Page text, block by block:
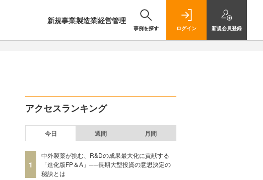
新規事業製造業経営管理
事例を探す ログイン 新規会員登録
アクセスランキング
今日 週間 月間
1
中外製薬が挑む、R&Dの成果最大化に貢献する
「進化版FP＆A」──長期大型投資の意思決定の
秘訣とは